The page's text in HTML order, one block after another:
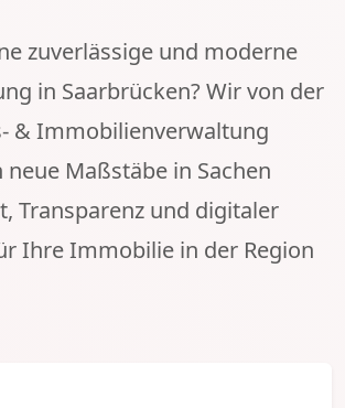
zuverlässige und moderne
in Saarbrücken? Wir von der
& Immobilienverwaltung
neue Maßstäbe in Sachen
Transparenz und digitaler
Ihre Immobilie in der Region